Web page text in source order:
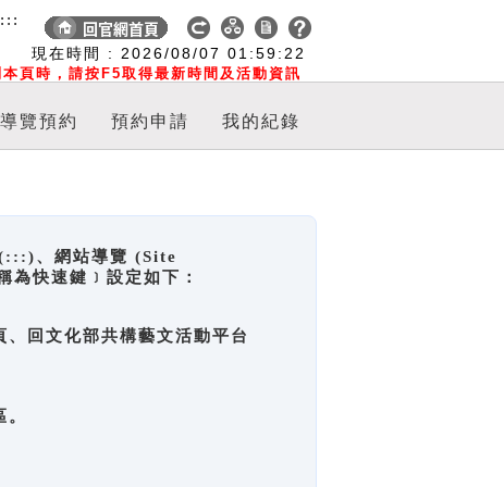
現在時間 : 2026/08/07 01:59:23
頁時，請按F5取得最新時間及活動資訊
:::
導覽預約 預約申請 我的紀錄
(:::)、網站導覽 (Site
快速鍵﹞設定如下：
回文化部共構藝文活動平台